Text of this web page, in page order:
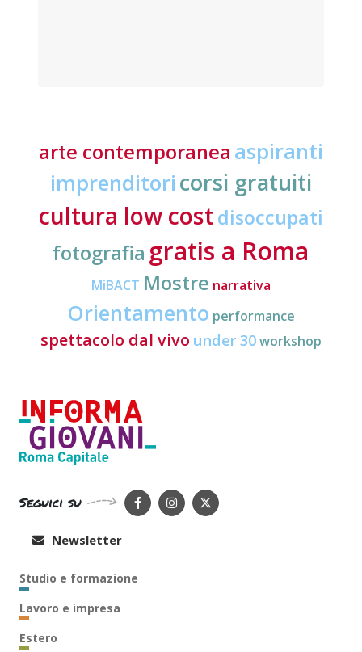
arte contemporanea aspiranti
imprenditori corsi gratuiti
cultura low costdisoccupati
fotografia gratis a Roma
MiBACT Mostre narrativa
Orientamento performance
spettacolo dal vivo under 30workshop
Seguici su
Newsletter
Studio e formazione
Lavoro e impresa
Estero